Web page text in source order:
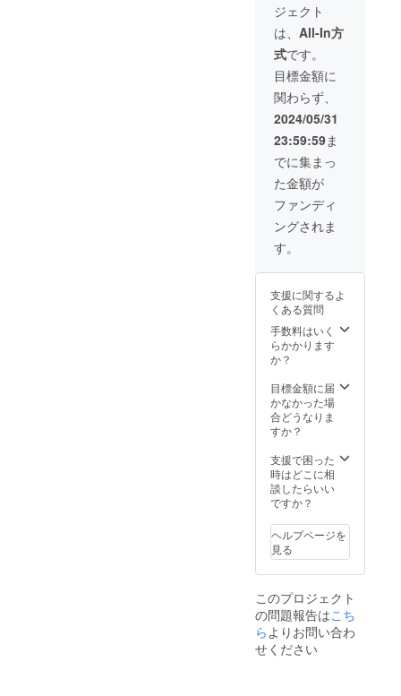
ジェクト
は、 All-In方
式です。
目標金額に
関わらず、
2024/05/31
23:59:59ま
でに集まっ
た金額が
ファンディ
ングされま
す。
支援に関するよ
くある質問
手数料はいく
らかかります
か？
目標金額に届
かなかった場
合どうなりま
すか？
支援で困った
時はどこに相
談したらいい
ですか？
ヘルプページを
見る
このプロジェクト
の問題報告はこち
らよりお問い合わ
せください